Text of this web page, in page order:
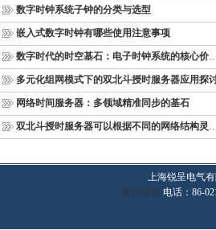
数字时钟系统子钟的分类与选型
嵌入式数字时钟有哪些使用注意事项
数字时代的时空基石：电子时钟系
多元化组网模式下的双北斗授时服务器应用探
网络时间服务器：多领域精准同步的基石
双北斗授时服务器可以根据不同
上海锐呈电气有
返回首页 电话：86-